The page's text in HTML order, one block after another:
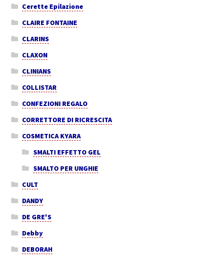
Cerette Epilazione
CLAIRE FONTAINE
CLARINS
CLAXON
CLINIANS
COLLISTAR
CONFEZIONI REGALO
CORRETTORE DI RICRESCITA
COSMETICA KYARA
SMALTI EFFETTO GEL
SMALTO PER UNGHIE
CULT
DANDY
DE GRE'S
Debby
DEBORAH